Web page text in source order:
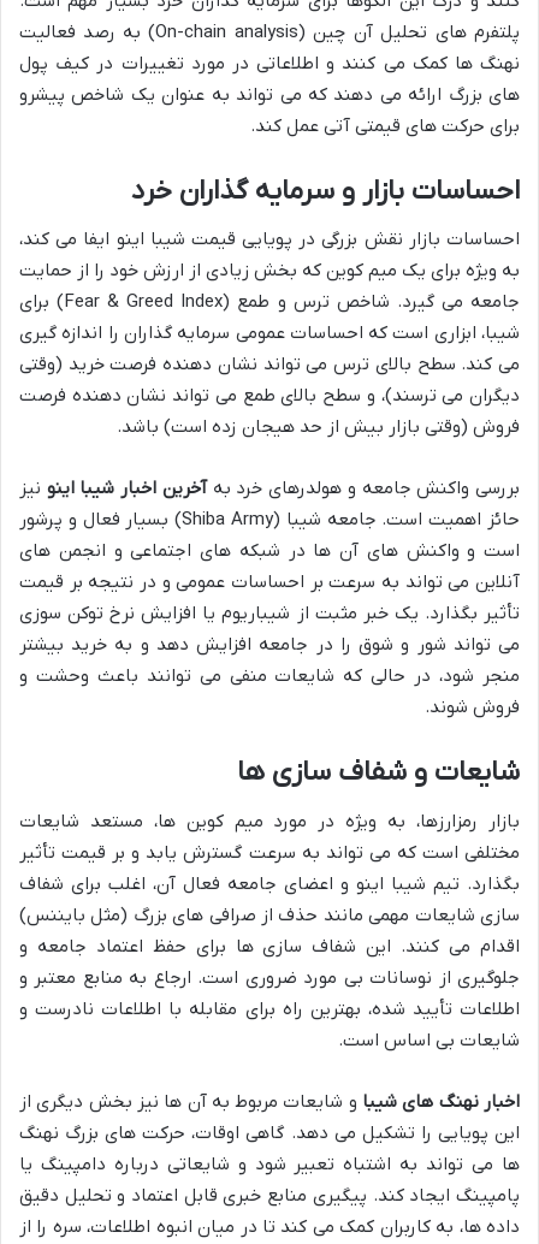
پلتفرم های تحلیل آن چین (On-chain analysis) به رصد فعالیت
نهنگ ها کمک می کنند و اطلاعاتی در مورد تغییرات در کیف پول
های بزرگ ارائه می دهند که می تواند به عنوان یک شاخص پیشرو
برای حرکت های قیمتی آتی عمل کند.
احساسات بازار و سرمایه گذاران خرد
احساسات بازار نقش بزرگی در پویایی قیمت شیبا اینو ایفا می کند،
به ویژه برای یک میم کوین که بخش زیادی از ارزش خود را از حمایت
جامعه می گیرد. شاخص ترس و طمع (Fear & Greed Index) برای
شیبا، ابزاری است که احساسات عمومی سرمایه گذاران را اندازه گیری
می کند. سطح بالای ترس می تواند نشان دهنده فرصت خرید (وقتی
دیگران می ترسند)، و سطح بالای طمع می تواند نشان دهنده فرصت
فروش (وقتی بازار بیش از حد هیجان زده است) باشد.
بررسی واکنش جامعه و هولدرهای خرد بهآخرین اخبار شیبا اینو نیز
حائز اهمیت است. جامعه شیبا (Shiba Army) بسیار فعال و پرشور
است و واکنش های آن ها در شبکه های اجتماعی و انجمن های
آنلاین می تواند به سرعت بر احساسات عمومی و در نتیجه بر قیمت
تأثیر بگذارد. یک خبر مثبت از شیباریوم یا افزایش نرخ توکن سوزی
می تواند شور و شوق را در جامعه افزایش دهد و به خرید بیشتر
منجر شود، در حالی که شایعات منفی می توانند باعث وحشت و
فروش شوند.
شایعات و شفاف سازی ها
بازار رمزارزها، به ویژه در مورد میم کوین ها، مستعد شایعات
مختلفی است که می تواند به سرعت گسترش یابد و بر قیمت تأثیر
بگذارد. تیم شیبا اینو و اعضای جامعه فعال آن، اغلب برای شفاف
سازی شایعات مهمی مانند حذف از صرافی های بزرگ (مثل بایننس)
اقدام می کنند. این شفاف سازی ها برای حفظ اعتماد جامعه و
جلوگیری از نوسانات بی مورد ضروری است. ارجاع به منابع معتبر و
اطلاعات تأیید شده، بهترین راه برای مقابله با اطلاعات نادرست و
شایعات بی اساس است.
اخبار نهنگ های شیبا و شایعات مربوط به آن ها نیز بخش دیگری از
این پویایی را تشکیل می دهد. گاهی اوقات، حرکت های بزرگ نهنگ
ها می تواند به اشتباه تعبیر شود و شایعاتی درباره دامپینگ یا
پامپینگ ایجاد کند. پیگیری منابع خبری قابل اعتماد و تحلیل دقیق
داده ها، به کاربران کمک می کند تا در میان انبوه اطلاعات، سره را از